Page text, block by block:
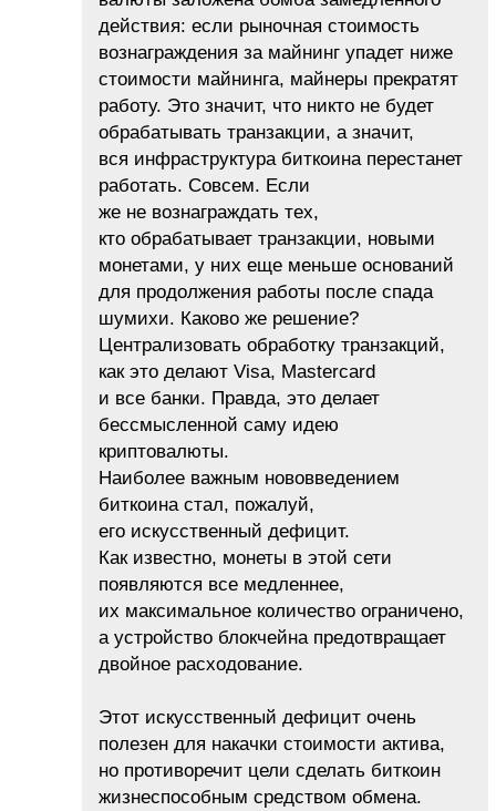
действия: если рыночная стоимость
вознаграждения за майнинг упадет ниже
стоимости майнинга, майнеры прекратят
работу. Это значит, что никто не будет
обрабатывать транзакции, а значит,
вся инфраструктура биткоина перестанет
работать. Совсем. Если
же не вознаграждать тех,
кто обрабатывает транзакции, новыми
монетами, у них еще меньше оснований
для продолжения работы после спада
шумихи. Каково же решение?
Централизовать обработку транзакций,
как это делают Visa, Mastercard
и все банки. Правда, это делает
бессмысленной саму идею
криптовалюты.
Наиболее важным нововведением
биткоина стал, пожалуй,
его искусственный дефицит.
Как известно, монеты в этой сети
появляются все медленнее,
их максимальное количество ограничено,
а устройство блокчейна предотвращает
двойное расходование.
Этот искусственный дефицит очень
полезен для накачки стоимости актива,
но противоречит цели сделать биткоин
жизнеспособным средством обмена.